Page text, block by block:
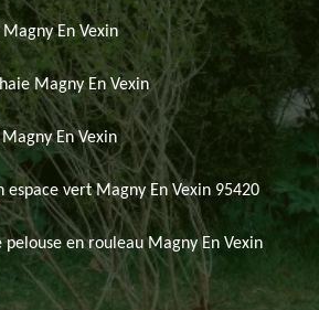
En Vexin
Magny En Vexin
En Vexin
vert Magny En Vexin 95420
pelouse en rouleau Magny En Vexin